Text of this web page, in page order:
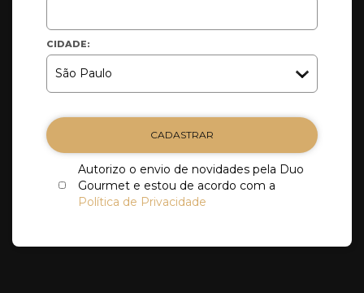
CIDADE:
CADASTRAR
Autorizo o envio de novidades pela Duo
Gourmet e estou de acordo com a
Política de Privacidade